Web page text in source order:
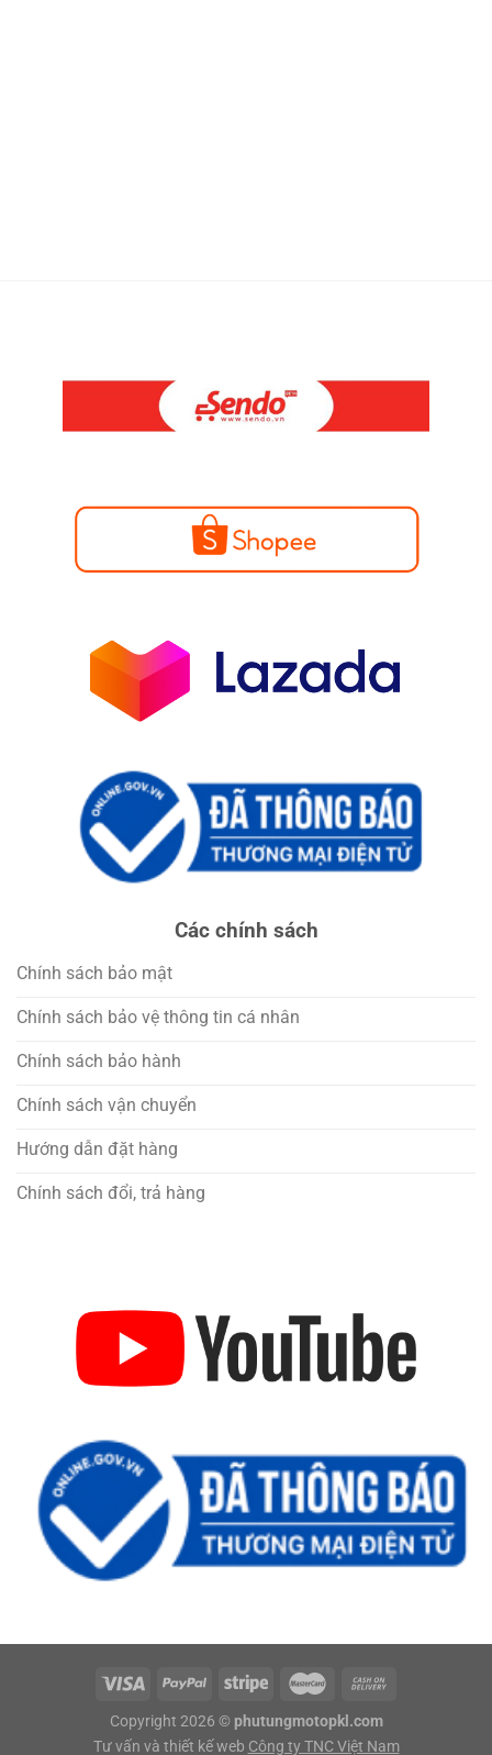
Các chính sách
Chính sách bảo mật
Chính sách bảo vệ thông tin cá nhân
Chính sách bảo hành
Chính sách vận chuyển
Hướng dẫn đặt hàng
Chính sách đổi, trả hàng
Copyright 2026 © phutungmotopkl.com
Tư vấn và thiết kế web Công ty TNC Việt Nam